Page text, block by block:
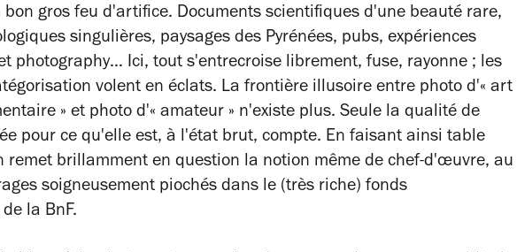
bon gros feu d'artifice. Documents scientifiques d'une beauté rare,
singulières, paysages des Pyrénées, pubs, expériences
photography… Ici, tout s'entrecroise librement, fuse, rayonne ; les
volent en éclats. La frontière illusoire entre photo d'« art
» et photo d'« amateur » n'existe plus. Seule la qualité de
pour ce qu'elle est, à l'état brut, compte. En faisant ainsi table
remet brillamment en question la notion même de chef-d'œuvre, au
soigneusement piochés dans le (très riche) fonds
la BnF.